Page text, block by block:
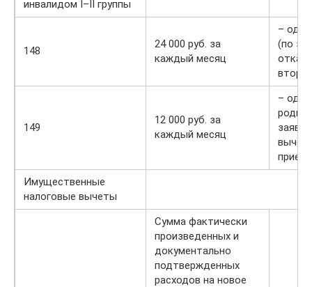
инвалидом I–II группы
148
24 000 руб. за
каждый месяц
–
(по
149
12 000 руб. за
каждый месяц
–
Имущественные
налоговые вычеты
Сумма фактически
произведенных и
документально
подтвержденных
расходов на новое